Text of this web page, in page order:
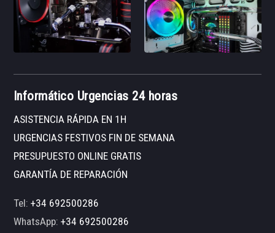
Informático Urgencias 24 horas
ASISTENCIA RÁPIDA EN 1H
URGENCIAS FESTIVOS FIN DE SEMANA
PRESUPUESTO ONLINE GRATIS
GARANTÍA DE REPARACIÓN
Tel:+34 692500286
WhatsApp:+34 692500286